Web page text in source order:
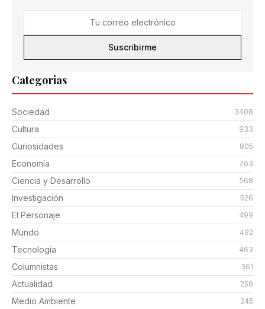
Categorias
Sociedad 3408
Cultura 933
Curiosidades 805
Economía 763
Ciencia y Desarrollo 568
Investigación 526
El Personaje 499
Mundo 492
Tecnología 463
Columnistas 361
Actualidad 258
Medio Ambiente 245
Suscribirme